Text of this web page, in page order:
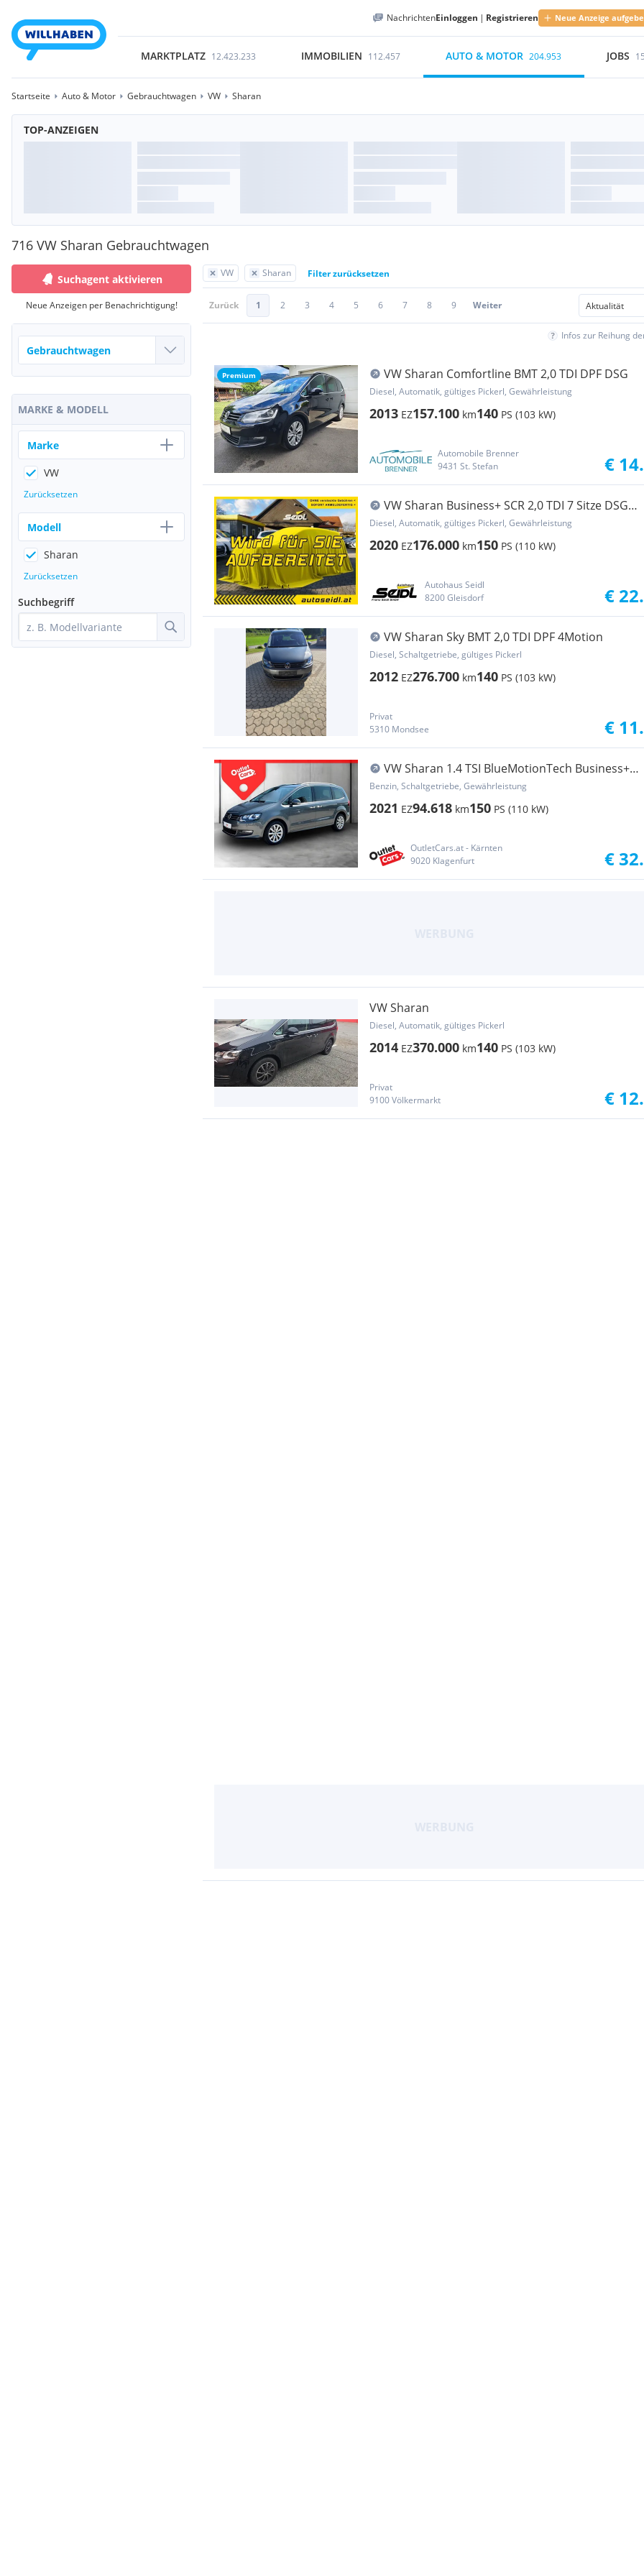
NachrichtenEinloggen | Registrieren Neue Anzeige
MARKTPLATZ 12.423.233 IMMOBILIEN 112.457 AUTO & MOTOR 204.953 JOBS
Startseite Auto & Motor Gebrauchtwagen VW Sharan
TOP-ANZEIGEN
716 VW Sharan Gebrauchtwagen
VW Sharan Filter zurücksetzen
Zurück 1 2 3 4 5 6 7 8 9 Weiter
Infos zur Reihung
Premium VW Sharan Comfortline BMT 2,0 TDI DPF DSG
Diesel, Automatik, gültiges Pickerl, Gewährleistung
2013 EZ157.100 km140 PS (103 kW)
Automobile Brenner
9431 St. Stefan
€
VW Sharan Business+ SCR 2,0 TDI 7 Sitze DSG
*AHV+N...
Diesel, Automatik, gültiges Pickerl, Gewährleistung
2020 EZ176.000 km150 PS (110 kW)
Autohaus Seidl
8200 Gleisdorf
€
VW Sharan Sky BMT 2,0 TDI DPF 4Motion
Diesel, Schaltgetriebe, gültiges Pickerl
2012 EZ276.700 km140 PS (103 kW)
Privat
5310 Mondsee
€
VW Sharan 1.4 TSI BlueMotionTech Business+
Alcant.
Benzin, Schaltgetriebe, Gewährleistung
2021 EZ94.618 km150 PS (110 kW)
OutletCars.at - Kärnten
9020 Klagenfurt
€
VW Sharan
Diesel, Automatik, gültiges Pickerl
2014 EZ370.000 km140 PS (103 kW)
Privat
9100 Völkermarkt
€
Suchagent aktivieren
Neue Anzeigen per Benachrichtigung!
MARKE & MODELL
Marke
VW
Zurücksetzen
Modell
Sharan
Zurücksetzen
Suchbegriff